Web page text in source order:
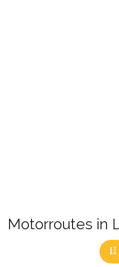
Motorroutes in
Route